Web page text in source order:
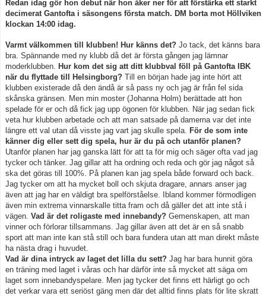
Redan idag gör hon debut när hon åker ner för att förstärka ett starkt
decimerat Gantofta i säsongens första match. DM borta mot Höllviken
klockan 14:00 idag.
Varmt välkommen till klubben! Hur känns det? Jo tack, det känns bara
bra. Spännande med ny klubb då det är första gången jag lämnar
moderklubben.
Hur kom det sig att ditt klubbval föll på Gantofta IBK
när du flyttade till Helsingborg? Till en början hade jag inte hört att
klubben existerade då den ändå är så pass ny och jag är från fel sida
skånska gränsen. Men min moster (Johanna Holm) berättade att hon
spelade för er och då fick jag upp ögonen för klubben. När jag sedan fick
veta hur klubben arbetade och att man satsade på damerna var det inte
längre ett val utan då visste jag vart jag skulle spela.
För de som inte
känner dig eller sett dig spela, hur är du på och utanför planen?
Utanför planen har jag ganska lätt för att ta för mig och säger ofta vad jag
tycker och tänker. Jag gillar att ha ordning och reda och gör jag något så
ska det göras till 100%. På planen kan jag spela både forward och back.
Jag tycker om att ha mycket boll och skjuta dragare, annars anser jag
även att jag har en väldigt bra spelförståelse. Ibland kommer förmodligen
även min extrema vinnarskalle titta fram och då gäller det att inte stå i
vägen. Vad är det roligaste med innebandy? Gemenskapen, att man
vinner och förlorar tillsammans. Jag gillar även att det är en så snabb
sport att man inte kan stå still och bara fundera utan att man direkt måste
ha nästa drag i huvudet.
Vad är dina intryck av laget det lilla du sett? Jag har bara hunnit göra
en träning med laget i våras och har därför inte så mycket att säga om
laget som innebandyspelare. Men jag tycker det finns ett härligt go och
det verkar vara ett seriöst gäng men där det alltid finns plats för lite skratt